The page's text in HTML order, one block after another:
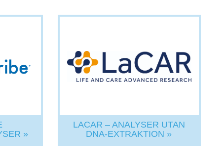
»
LACAR – ANALYSER UTAN
DNA-EXTRAKTION »